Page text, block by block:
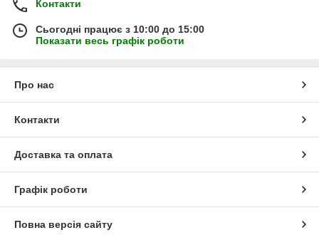
Контакти
Сьогодні працює з 10:00 до 15:00
Показати весь графік роботи
Про нас
Контакти
Доставка та оплата
Графік роботи
Повна версія сайту